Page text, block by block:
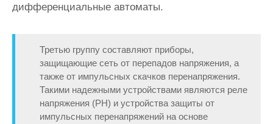
дифференциальные автоматы.
Третью группу составляют приборы,
защищающие сеть от перепадов напряжения, а
также от импульсных скачков перенапряжения.
Такими надежными устройствами являются реле
напряжения (РН) и устройства защиты от
импульсных перенапряжений на основе